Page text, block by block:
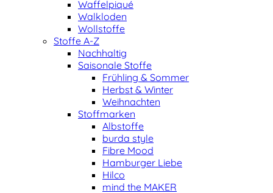
Waffelpiqué
Walkloden
Wollstoffe
Stoffe A-Z
Nachhaltig
Saisonale Stoffe
Frühling & Sommer
Herbst & Winter
Weihnachten
Stoffmarken
Albstoffe
burda style
Fibre Mood
Hamburger Liebe
Hilco
mind the MAKER